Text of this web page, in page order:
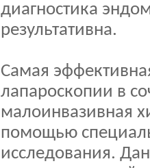
диагностика
результативна.
Самая
лапароскопии в
малоинвазивная
помощью
исследования.